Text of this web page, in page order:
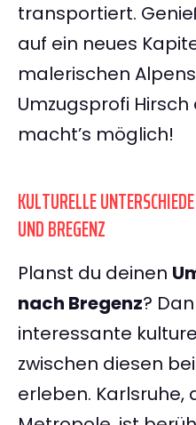
transportiert.
auf ein neues
malerischen
Umzugsprofi
macht’s möglich!
KULTURELLE
UND BREGENZ
Planst du deinen
nach Bregenz?
interessante
zwischen diesen
erleben. Karlsruhe,